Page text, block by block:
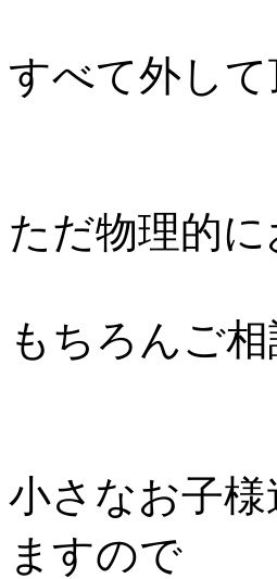
すべて外し
ただ物理的
もちろんご
小さなお子
ますので